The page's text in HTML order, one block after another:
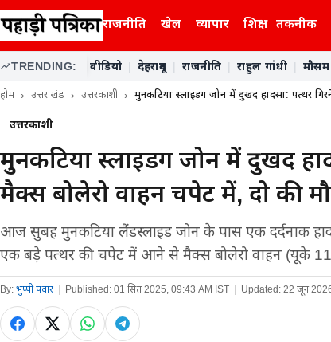
राजनीति खेल व्यापार शिक्षा
तकनीक
TRENDING: वीडियो | देहरादून | राजनीति | राहुल गांधी | मौसम
होम उत्तराखंड उत्तरकाशी मुनकटिया स्लाइडिंग जोन में दुखद हादसा: पत्थर
उत्तरकाशी
मुनकटिया स्लाइडिंग जोन में दुखद
मैक्स बोलेरो वाहन चपेट में, दो की
आज सुबह मुनकटिया लैंडस्लाइड जोन के पास एक दर्दनाक
एक बड़े पत्थर की चपेट में आने से मैक्स बोलेरो वाहन (यूके
By: भुप्पी पंवार Published: 01 सित 2025, 09:43 AM IST Updated: 22 जून